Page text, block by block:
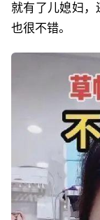
就有了儿媳妇
也很不错。